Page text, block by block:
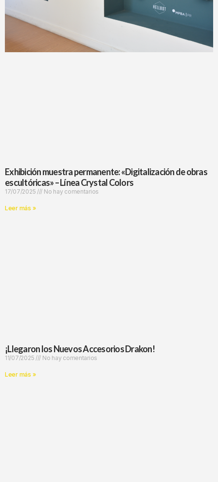
Exhibición muestra permanente: «Digitalización de obras
escultóricas» – Línea Crystal Colors
17/07/2025 No hay comentarios
Leer más »
¡Llegaron los Nuevos Accesorios Drakon!
11/07/2025 No hay comentarios
Leer más »